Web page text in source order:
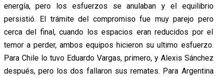
energía, pero los esfuerzos se anulaban y el equilibrio
persistió. El trámite del compromiso fue muy parejo pero
cerca del final, cuando los espacios eran reducidos por el
temor a perder, ambos equipos hicieron su ultimo esfuerzo.
Para Chile lo tuvo Eduardo Vargas, primero, y Alexis Sánchez
después, pero los dos fallaron sus remates. Para Argentina